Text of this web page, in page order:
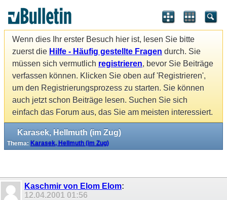
Wenn dies Ihr erster Besuch hier ist, lesen Sie bitte
zuerst die Hilfe - Häufig gestellte Fragen durch. Sie
müssen sich vermutlich registrieren, bevor Sie Beiträge
verfassen können. Klicken Sie oben auf 'Registrieren',
um den Registrierungsprozess zu starten. Sie können
auch jetzt schon Beiträge lesen. Suchen Sie sich
einfach das Forum aus, das Sie am meisten interessiert.
Karasek, Hellmuth (im Zug)
Thema: Karasek, Hellmuth (im Zug)
Kaschmir von Elom Elom:
12.04.2001 01:56